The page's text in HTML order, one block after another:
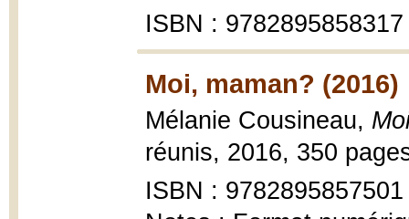
ISBN : 9782895858317
Moi, maman? (2016)
Mélanie Cousineau,
réunis, 2016, 350
ISBN : 9782895857501